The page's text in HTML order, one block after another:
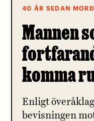
40 ÅR SEDAN
Mannen
komma
Enligt
bevisningen